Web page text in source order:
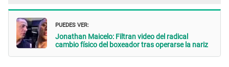
PUEDES VER:
Jonathan Maicelo: Filtran video del radical
cambio físico del boxeador tras operarse la nariz